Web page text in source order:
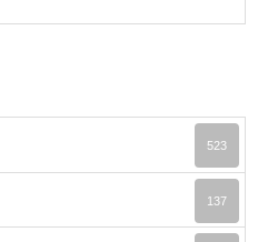
523
137